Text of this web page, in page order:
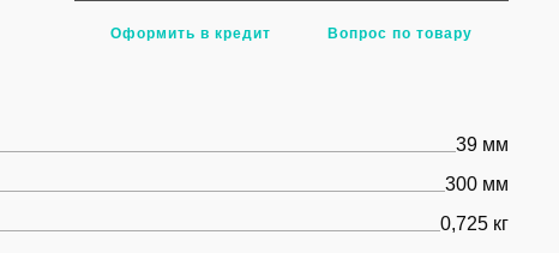
Оформить в кредит Вопрос по товару
39 мм
300 мм
0,725 кг